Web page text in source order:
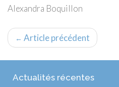
Alexandra Boquillon
← Article précédent
Actualités récentes